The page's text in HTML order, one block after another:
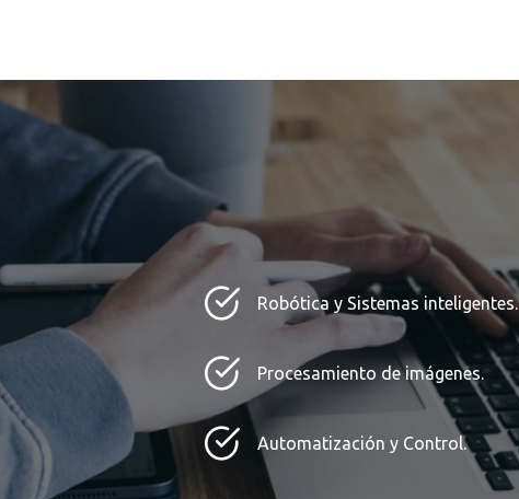
Robótica y Sistemas inteligentes.
Procesamiento de imágenes.
Automatización y Control.